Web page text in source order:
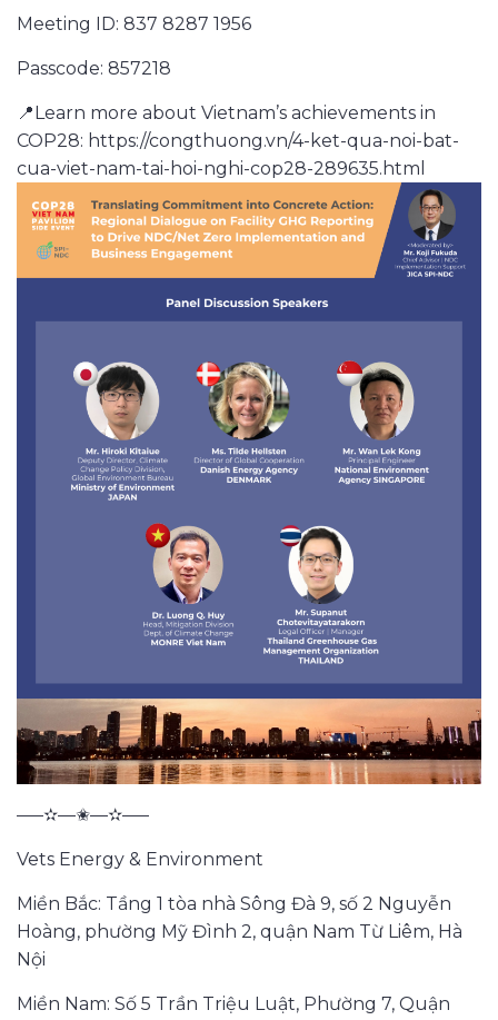
Meeting ID: 837 8287 1956
Passcode: 857218
📍Learn more about Vietnam’s achievements in
COP28: https://congthuong.vn/4-ket-qua-noi-bat-
cua-viet-nam-tai-hoi-nghi-cop28-289635.html
—–✫—✬—✫—–
Vets Energy & Environment
Miền Bắc: Tầng 1 tòa nhà Sông Đà 9, số 2 Nguyễn
Hoàng, phường Mỹ Đình 2, quận Nam Từ Liêm, Hà
Nội
Miền Nam: Số 5 Trần Triệu Luật, Phường 7, Quận